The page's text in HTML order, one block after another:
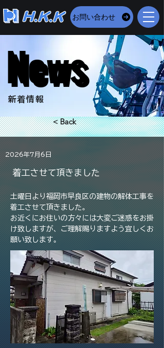
お問い合わせ
News
News
​新着情報
< Back
2026年7月6日
着工させて頂きました
土曜日より福岡市早良区の建物の解体工事を
着工させて頂きました。
お近くにお住いの方々には大変ご迷惑をお掛
け致しますが、ご理解賜りますよう宜しくお
願い致します。